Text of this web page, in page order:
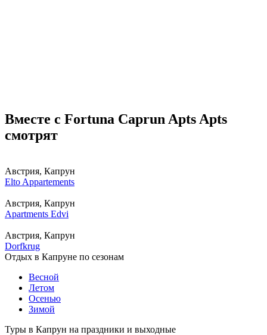
Вместе с Fortuna Caprun Apts Apts
смотрят
Австрия, Капрун
Elto Appartements
Австрия, Капрун
Apartments Edvi
Австрия, Капрун
Dorfkrug
Отдых в Капруне по сезонам
Весной
Летом
Осенью
Зимой
Туры в Капрун на праздники и выходные